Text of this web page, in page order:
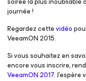
journée !
Regardez cettevidéo
VeeamON 2015.
Si vous souhaitez en
encore vous inscrire,
VeeamON 2017.